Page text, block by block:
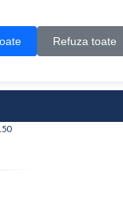
Refuza toate